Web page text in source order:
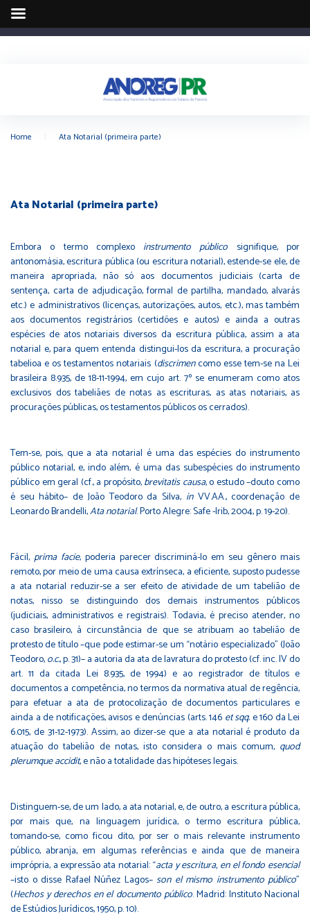
Home Ata Notarial (primeira parte)
Ata Notarial (primeira parte)
Embora o termo complexo instrumento público signifique, por
antonomásia, escritura pública (ou escritura notarial), estende-se ele, de
maneira apropriada, não só aos documentos judiciais (carta de
sentença, carta de adjudicação, formal de partilha, mandado, alvarás
etc.) e administrativos (licenças, autorizações, autos, etc.), mas também
aos documentos registrários (certidões e autos) e ainda a outras
espécies de atos notariais diversos da escritura pública, assim a ata
notarial e, para quem entenda distingui-los da escritura, a procuração
tabelioa e os testamentos notariais (discrimencomo esse tem-se na Lei
brasileira 8.935, de 18-11-1994, em cujo art. 7º se enumeram como atos
exclusivos dos tabeliães de notas as escrituras, as atas notariais, as
procurações públicas, os testamentos públicos os cerrados).
Tem-se, pois, que a ata notarial é uma das espécies do instrumento
público notarial, e, indo além, é uma das subespécies do instrumento
público em geral (cf., a propósito,brevitatis causa, o estudo –douto como
é seu hábito– de João Teodoro da Silva, inVV.AA., coordenação de
Leonardo Brandelli,Ata notarial. Porto Alegre: Safe -Irib, 2004, p. 19-20).
Fácil, prima facie, poderia parecer discriminá-lo em seu gênero mais
remoto, por meio de uma causa extrínseca, a eficiente, suposto pudesse
a ata notarial reduzir-se a ser efeito de atividade de um tabelião de
notas, nisso se distinguindo dos demais instrumentos públicos
(judiciais, administrativos e registrais). Todavia, é preciso atender, no
caso brasileiro, à circunstância de que se atribuam ao tabelião de
protesto de título –que pode estimar-se um “notário especializado” (João
Teodoro,o.c., p. 31)– a autoria da ata de lavratura do protesto (cf. inc. IV do
art. 11 da citada Lei 8.935, de 1994) e ao registrador de títulos e
documentos a competência, no termos da normativa atual de regência,
para efetuar a ata de protocolização de documentos particulares e
ainda a de notificações, avisos e denúncias (arts. 146 et sqq.e 160 da Lei
6.015, de 31-12-1973). Assim, ao dizer-se que a ata notarial é produto da
atuação do tabelião de notas, isto considera o mais comum, quod
plerumque accidit, e não a totalidade das hipóteses legais.
Distinguem-se, de um lado, a ata notarial, e, de outro, a escritura pública,
por mais que, na linguagem jurídica, o termo escritura pública,
tomando-se, como ficou dito, por ser o mais relevante instrumento
público, abranja, em algumas referências e ainda que de maneira
imprópria, a expressão ata notarial: “acta y escritura, en el fondo esencial
–isto o disse Rafael Núñez Lagos– son el mismo instrumento público”
(Hechos y derechos en el documento público. Madrid: Instituto Nacional
de Estúdios Jurídicos, 1950, p. 10).